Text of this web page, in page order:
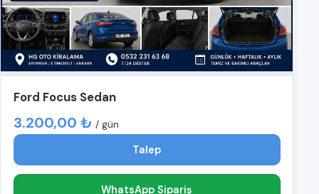
Ford Focus Sedan
3.200,00 ₺ / gün
Talep
WhatsApp Sipariş